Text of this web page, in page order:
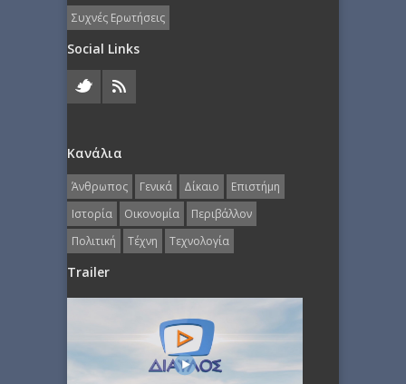
Συχνές Ερωτήσεις
Social Links
Κανάλια
Άνθρωπος Γενικά Δίκαιο
Επιστήμη
Ιστορία
Οικονομία
Περιβάλλον
Πολιτική
Τέχνη Τεχνολογία
Trailer